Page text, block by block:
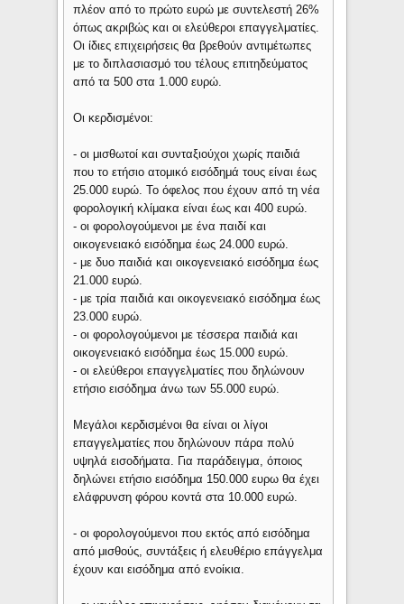
πλέον από το πρώτο ευρώ με συντελεστή 26%
όπως ακριβώς και οι ελεύθεροι επαγγελματίες.
Οι ίδιες επιχειρήσεις θα βρεθούν αντιμέτωπες
με το διπλασιασμό του τέλους επιτηδεύματος
από τα 500 στα 1.000 ευρώ.
Οι κερδισμένοι:
- οι μισθωτοί και συνταξιούχοι χωρίς παιδιά
που το ετήσιο ατομικό εισόδημά τους είναι έως
25.000 ευρώ. Το όφελος που έχουν από τη νέα
φορολογική κλίμακα είναι έως και 400 ευρώ.
- οι φορολογούμενοι με ένα παιδί και
οικογενειακό εισόδημα έως 24.000 ευρώ.
- με δυο παιδιά και οικογενειακό εισόδημα έως
21.000 ευρώ.
- με τρία παιδιά και οικογενειακό εισόδημα έως
23.000 ευρώ.
- οι φορολογούμενοι με τέσσερα παιδιά και
οικογενειακό εισόδημα έως 15.000 ευρώ.
- οι ελεύθεροι επαγγελματίες που δηλώνουν
ετήσιο εισόδημα άνω των 55.000 ευρώ.
Μεγάλοι κερδισμένοι θα είναι οι λίγοι
επαγγελματίες που δηλώνουν πάρα πολύ
υψηλά εισοδήματα. Για παράδειγμα, όποιος
δηλώνει ετήσιο εισόδημα 150.000 ευρω θα έχει
ελάφρυνση φόρου κοντά στα 10.000 ευρώ.
- οι φορολογούμενοι που εκτός από εισόδημα
από μισθούς, συντάξεις ή ελευθέριο επάγγελμα
έχουν και εισόδημα από ενοίκια.